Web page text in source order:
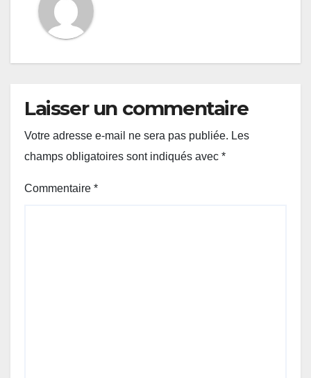
Laisser un commentaire
Votre adresse e-mail ne sera pas publiée. Les
champs obligatoires sont indiqués avec *
Commentaire *